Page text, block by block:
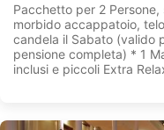
Pacchetto per 2
morbido accappatoio,
candela il Sabato (valido
pensione completa) * 1
inclusi e piccoli Extra